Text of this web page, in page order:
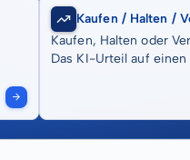
Kaufen / Halten /
Kaufen, Halten oder
Das KI-Urteil auf einen